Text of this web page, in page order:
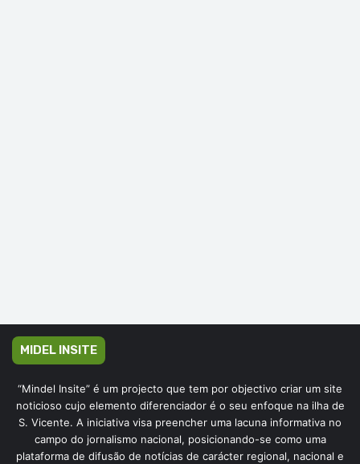
MIDEL INSITE
“Mindel Insite” é um projecto que tem por objectivo criar um site
noticioso cujo elemento diferenciador é o seu enfoque na ilha de
S. Vicente. A iniciativa visa preencher uma lacuna informativa no
campo do jornalismo nacional, posicionando-se como uma
plataforma de difusão de notícias de carácter regional, nacional e